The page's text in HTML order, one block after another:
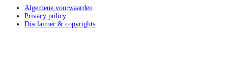
Algemene voorwaarden
Privacy policy
Disclaimer & copyrights